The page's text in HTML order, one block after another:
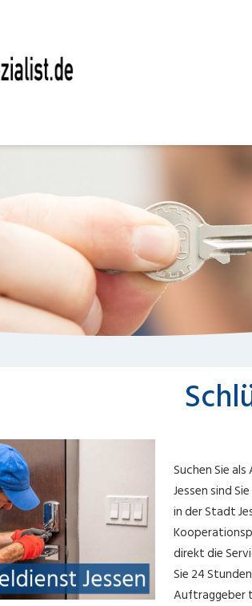
Suchen Sie
Jessen sind
in der Stadt
direkt die
Sie 24
Auftraggeber